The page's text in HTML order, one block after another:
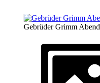
Gebrüder Grimm Abend